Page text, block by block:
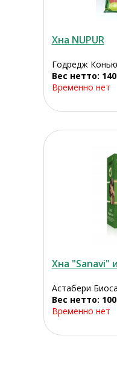
Хна NUPUR
Годредж
Вес нетто:
Временно нет
Хна "Sanavi"
Астабери
Вес нетто:
Временно нет